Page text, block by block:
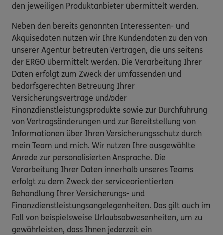
den jeweiligen Produktanbieter übermittelt werden.
Neben den bereits genannten Interessenten- und
Akquisedaten nutzen wir Ihre Kundendaten zu den von
unserer Agentur betreuten Verträgen, die uns seitens
der ERGO übermittelt werden. Die Verarbeitung Ihrer
Daten erfolgt zum Zweck der umfassenden und
bedarfsgerechten Betreuung Ihrer
Versicherungsverträge und/oder
Finanzdienstleistungsprodukte sowie zur Durchführung
von Vertragsänderungen und zur Bereitstellung von
Informationen über Ihren Versicherungsschutz durch
mein Team und mich. Wir nutzen Ihre ausgewählte
Anrede zur personalisierten Ansprache. Die
Verarbeitung Ihrer Daten innerhalb unseres Teams
erfolgt zu dem Zweck der serviceorientierten
Behandlung Ihrer Versicherungs- und
Finanzdienstleistungsangelegenheiten. Das gilt auch im
Fall von beispielsweise Urlaubsabwesenheiten, um zu
gewährleisten, dass Ihnen jederzeit ein